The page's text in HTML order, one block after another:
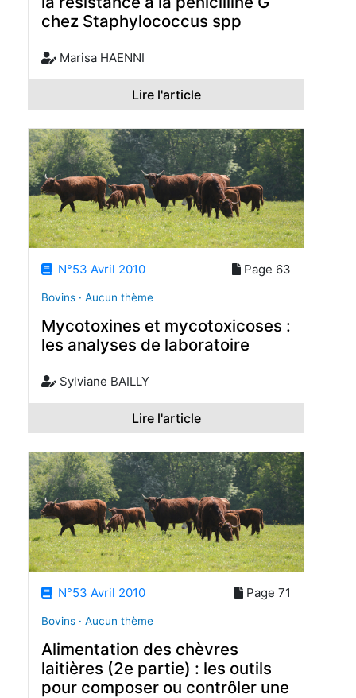
chez Staphylococcus spp
Marisa HAENNI
Lire l'article
N°53 Avril 2010 Page 63
Bovins · Aucun thème
Mycotoxines et mycotoxicoses :
les analyses de laboratoire
Sylviane BAILLY
Lire l'article
N°53 Avril 2010 Page 71
Bovins · Aucun thème
Alimentation des chèvres
laitières (2e partie) : les outils
pour composer ou contrôler une